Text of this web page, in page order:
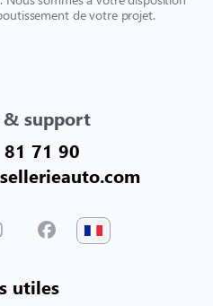
de votre projet.
& support
71 90
utiles